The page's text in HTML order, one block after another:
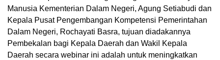
Manusia Kementerian Dalam Negeri, Agung Setiabudi dan
Kepala Pusat Pengembangan Kompetensi Pemerintahan
Dalam Negeri, Rochayati Basra, tujuan diadakannya
Pembekalan bagi Kepala Daerah dan Wakil Kepala
Daerah secara webinar ini adalah untuk meningkatkan